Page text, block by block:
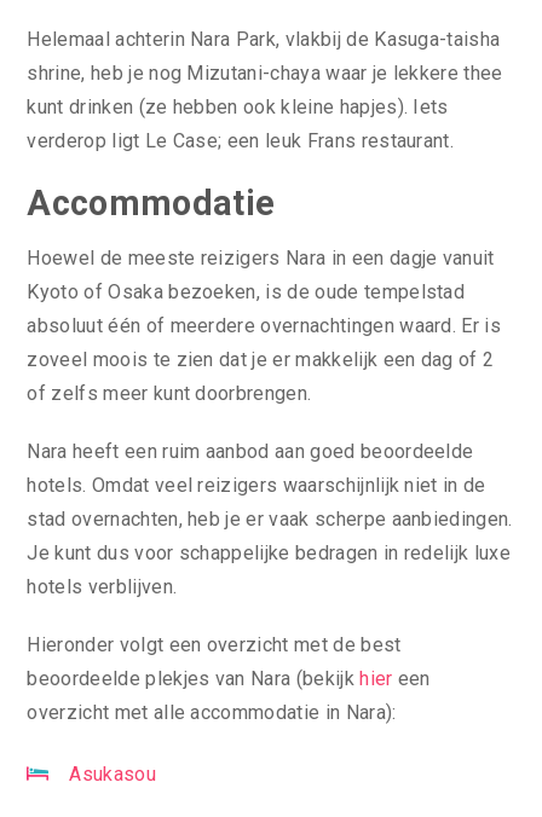
Helemaal achterin Nara Park, vlakbij de Kasuga-taisha
shrine, heb je nog Mizutani-chaya waar je lekkere thee
kunt drinken (ze hebben ook kleine hapjes). Iets
verderop ligt Le Case; een leuk Frans restaurant.
Accommodatie
Hoewel de meeste reizigers Nara in een dagje vanuit
Kyoto of Osaka bezoeken, is de oude tempelstad
absoluut één of meerdere overnachtingen waard. Er is
zoveel moois te zien dat je er makkelijk een dag of 2
of zelfs meer kunt doorbrengen.
Nara heeft een ruim aanbod aan goed beoordeelde
hotels. Omdat veel reizigers waarschijnlijk niet in de
stad overnachten, heb je er vaak scherpe aanbiedingen.
Je kunt dus voor schappelijke bedragen in redelijk luxe
hotels verblijven.
Hieronder volgt een overzicht met de best
beoordeelde plekjes van Nara (bekijk hier een
overzicht met alle accommodatie in Nara):
Asukasou